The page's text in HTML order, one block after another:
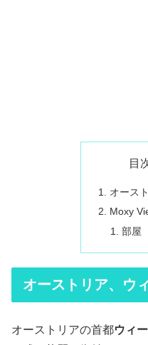
目
オース
Moxy
部屋
オーストリア、ウ
オーストリアの首都ウィ